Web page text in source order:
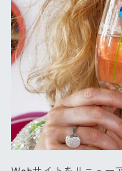
PARIS
セレブレーション